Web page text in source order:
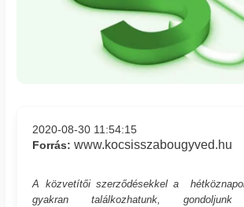
2020-08-30 11:54:15
Forrás:www.kocsisszabougyved.hu
A közvetítői szerződésekkel a
gyakran találkozhatunk,